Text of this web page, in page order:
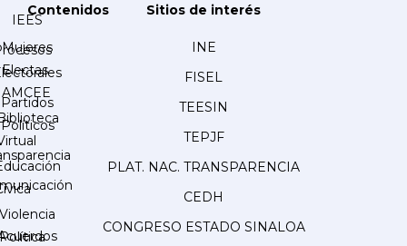
IEES
Partidos
Políticos
Contenidos
Mujeres
Electas
AMCEE
Violencia
Política
Sitios de interés
INE
FISEL
TEESIN
TEPJF
PLAT. NAC. TRANSPARENCIA
CEDH
CONGRESO ESTADO SINALOA